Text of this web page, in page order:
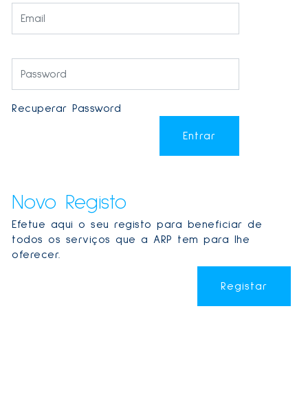
Recuperar Password
Entrar
Novo Registo
Efetue aqui o seu registo para beneficiar de
todos os serviços que a ARP tem para lhe
oferecer.
Registar